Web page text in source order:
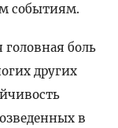
событиям.
боль
других
в